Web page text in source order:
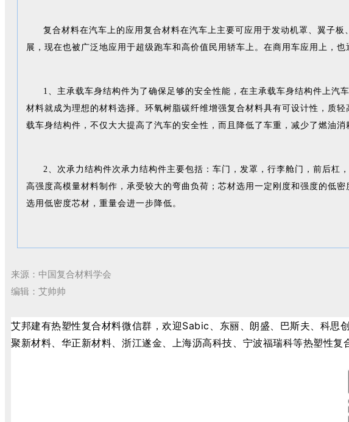
复合材料在汽车上的应用复合材料在汽车上主要可应用于发动机罩、翼子
展，现在也被广泛地应用于超级跑车和高价值民用轿车上。在商用车应用上，
1、主承载车身结构件为了确保足够的安全性能，在主承载车身结构件上
材料就成为理想的材料选择。环氧树脂碳纤维增强复合材料具有可设计性，质
载车身结构件，不仅大大提高了汽车的安全性，而且降低了车重，减少了燃油消
2、次承力结构件次承力结构件主要包括：车门，发罩，行李舱门，前后杠
高强度高模量材料制作，承受较大的弯曲负荷；芯材选用一定刚度和强度的低
选用低密度芯材，重量会进一步降低。
来源：中国复合材料学会
编辑：艾帅帅
艾邦建有热塑性复合材料微信群，欢迎Sabic、东丽、朗盛、巴斯夫、科
聚新材料、华正新材料、浙江遂金、上海沥高科技、宁波福瑞科等热塑性